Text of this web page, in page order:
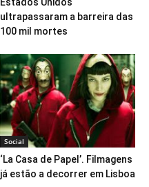
ultrapassaram a barreira das
100 mil mortes
Social
‘La Casa de Papel’. Filmagens
já estão a decorrer em Lisboa